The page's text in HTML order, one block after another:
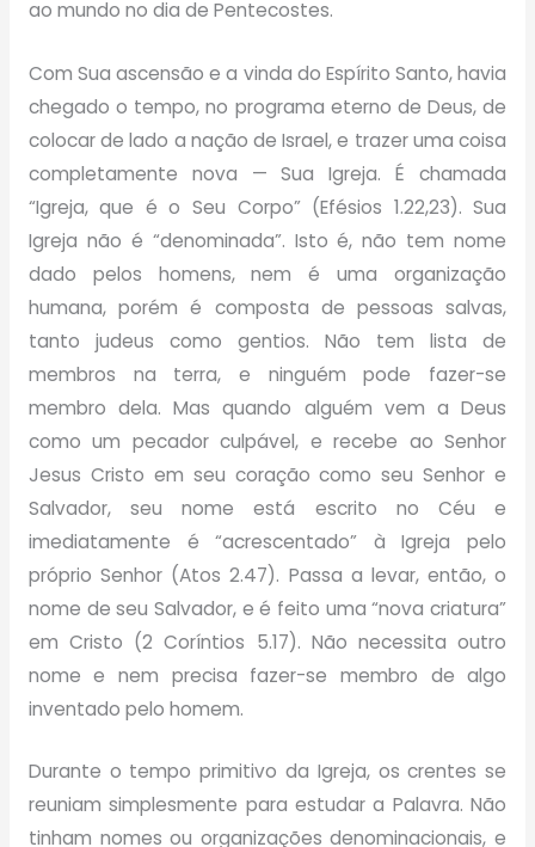
ao mundo no dia de Pentecostes.
Com Sua ascensão e a vinda do Espírito Santo, havia
chegado o tempo, no programa eterno de Deus, de
colocar de lado a nação de Israel, e trazer uma coisa
completamente nova — Sua Igreja. É chamada
“Igreja, que é o Seu Corpo” (Efésios 1.22,23). Sua
Igreja não é “denominada”. Isto é, não tem nome
dado pelos homens, nem é uma organização
humana, porém é composta de pessoas salvas,
tanto judeus como gentios. Não tem lista de
membros na terra, e ninguém pode fazer-se
membro dela. Mas quando alguém vem a Deus
como um pecador culpável, e recebe ao Senhor
Jesus Cristo em seu coração como seu Senhor e
Salvador, seu nome está escrito no Céu e
imediatamente é “acrescentado” à Igreja pelo
próprio Senhor (Atos 2.47). Passa a levar, então, o
nome de seu Salvador, e é feito uma “nova criatura”
em Cristo (2 Coríntios 5.17). Não necessita outro
nome e nem precisa fazer-se membro de algo
inventado pelo homem.
Durante o tempo primitivo da Igreja, os crentes se
reuniam simplesmente para estudar a Palavra. Não
tinham nomes ou organizações denominacionais, e